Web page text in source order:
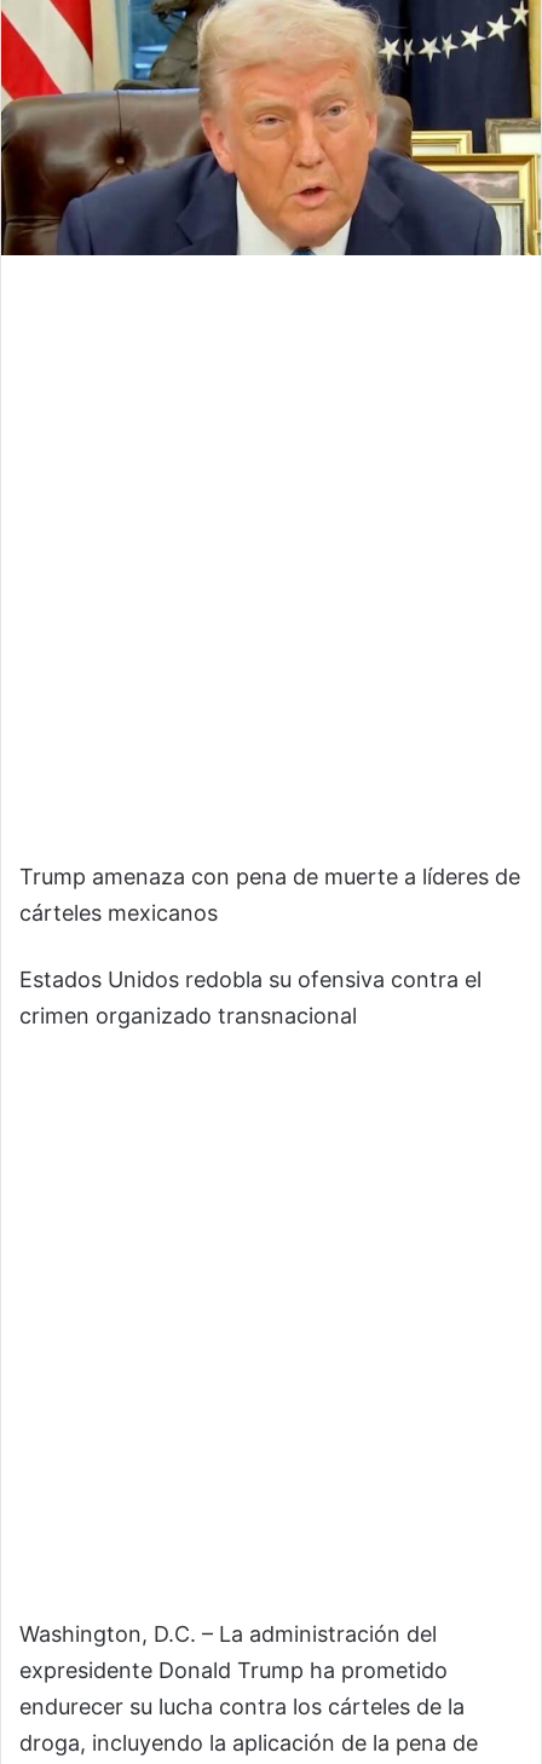
Trump amenaza con pena de muerte a líderes de
cárteles mexicanos
Estados Unidos redobla su ofensiva contra el
crimen organizado transnacional
Washington, D.C. – La administración del
expresidente Donald Trump ha prometido
endurecer su lucha contra los cárteles de la
droga, incluyendo la aplicación de la pena de